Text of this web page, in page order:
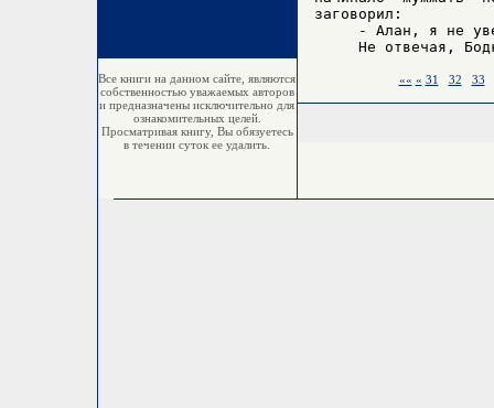
Все книги на данном сайте, являются
собственностью уважаемых авторов
и предназначены исключительно для
ознакомительных целей.
Просматривая книгу, Вы обязуетесь
в течении суток ее удалить.
заговорил:
- Алан, я не
«« « 31 32 33